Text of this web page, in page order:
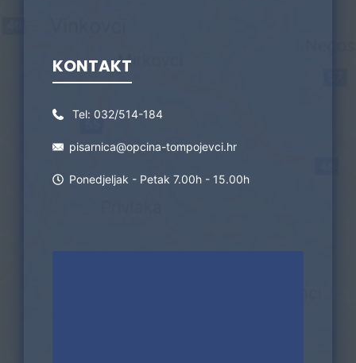
KONTAKT
Tel: 032/514-184
pisarnica@opcina-tompojevci.hr
Ponedjeljak - Petak 7.00h - 15.00h